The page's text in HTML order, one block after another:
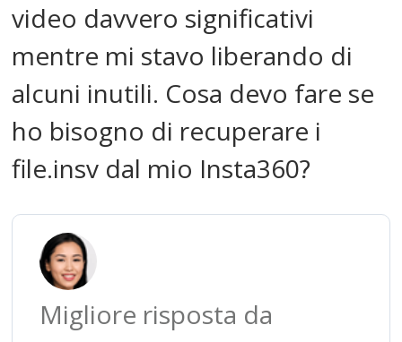
video davvero significativi
mentre mi stavo liberando di
alcuni inutili. Cosa devo fare se
ho bisogno di recuperare i
file.insv dal mio Insta360?
Migliore risposta da